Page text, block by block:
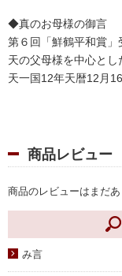
◆真のお母様の御言
第６回「鮮鶴平和賞
天の父母様を中心と
天一国12年天暦12月
母のように、師のよう
◆家庭礼拝・地域礼拝
◆田中富広会長のメッ
信教の自由と民主主義
商品レビュー
商品のレビューはまだあ
み言